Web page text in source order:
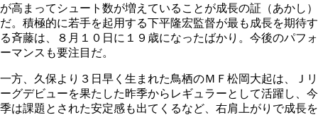
が高まってシュート数が増えていることが成長の証（あかし）
だ。積極的に若手を起用する下平隆宏監督が最も成長を期待す
る斉藤は、８月１０日に１９歳になったばかり。今後のパフォ
ーマンスも要注目だ。
一方、久保より３日早く生まれた鳥栖のＭＦ松岡大起は、Ｊリ
ーグデビューを果たした昨季からレギュラーとして活躍し、今
季は課題とされた安定感も出てくるなど、右肩上がりで成長を